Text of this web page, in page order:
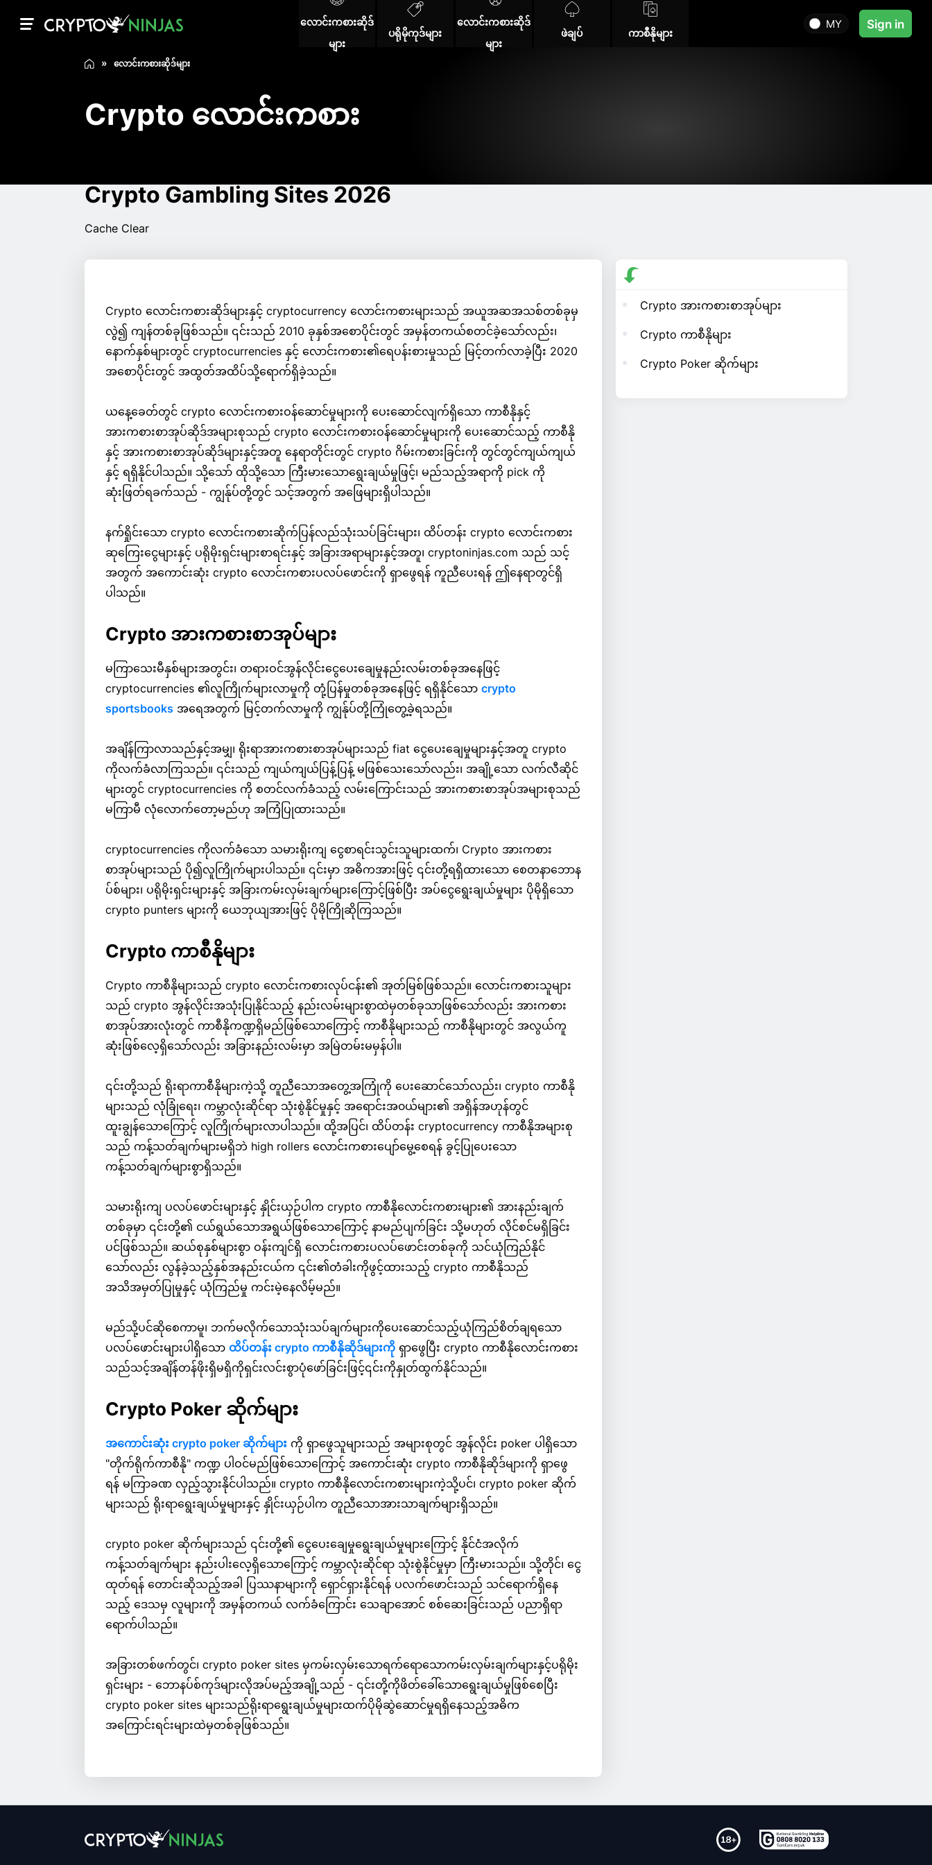
လောင်းကစားဆိုဒ်
များ
ပရိုမိုကုဒ်များ
လောင်းကစားဆိုဒ်
များ
ဖဲချပ် ကာစီနိုများ
MY Sign in
လောင်းကစားဆိုဒ်များ
Crypto လောင်းကစား
Crypto Gambling Sites 2026
Cache Clear
Crypto လောင်းကစားဆိုဒ်များနှင့် cryptocurrency လောင်းကစားများသည် အယူအဆအသစ်တစ်ခုမှ
လွဲ၍ ကျန်တစ်ခုဖြစ်သည်။ ၎င်းသည် 2010 ခုနှစ်အစောပိုင်းတွင် အမှန်တကယ်စတင်ခဲ့သော်လည်း၊
နောက်နှစ်များတွင် cryptocurrencies နှင့် လောင်းကစား၏ရေပန်းစားမှုသည် မြင့်တက်လာခဲ့ပြီး 2020
အစောပိုင်းတွင် အထွတ်အထိပ်သို့ရောက်ရှိခဲ့သည်။
ယနေ့ခေတ်တွင် crypto လောင်းကစားဝန်ဆောင်မှုများကို ပေးဆောင်လျက်ရှိသော ကာစီနိုနှင့်
အားကစားစာအုပ်ဆိုဒ်အများစုသည် crypto လောင်းကစားဝန်ဆောင်မှုများကို ပေးဆောင်သည့် ကာစီနို
နှင့် အားကစားစာအုပ်ဆိုဒ်များနှင့်အတူ နေရာတိုင်းတွင် crypto ဂိမ်းကစားခြင်းကို တွင်တွင်ကျယ်ကျယ်
နှင့် ရရှိနိုင်ပါသည်။ သို့သော် ထိုသို့သော ကြီးမားသောရွေးချယ်မှုဖြင့်၊ မည်သည့်အရာကို pick ကို
ဆုံးဖြတ်ရခက်သည် - ကျွန်ုပ်တို့တွင် သင့်အတွက် အဖြေများရှိပါသည်။
နက်ရှိုင်းသော crypto လောင်းကစားဆိုက်ပြန်လည်သုံးသပ်ခြင်းများ၊ ထိပ်တန်း crypto လောင်းကစား
ဆုကြေးငွေများနှင့် ပရိုမိုးရှင်းများစာရင်းနှင့် အခြားအရာများနှင့်အတူ၊ cryptoninjas.com သည် သင့်
အတွက် အကောင်းဆုံး crypto လောင်းကစားပလပ်ဖောင်းကို ရှာဖွေရန် ကူညီပေးရန် ဤနေရာတွင်ရှိ
ပါသည်။
Crypto အားကစားစာအုပ်များ
မကြာသေးမီနှစ်များအတွင်း၊ တရားဝင်အွန်လိုင်းငွေပေးချေမှုနည်းလမ်းတစ်ခုအနေဖြင့်
cryptocurrencies ၏လူကြိုက်များလာမှုကို တုံ့ပြန်မှုတစ်ခုအနေဖြင့် ရရှိနိုင်သော crypto
sportsbooks အရေအတွက် မြင့်တက်လာမှုကို ကျွန်ုပ်တို့ကြုံတွေ့ခဲ့ရသည်။
အချိန်ကြာလာသည်နှင့်အမျှ၊ ရိုးရာအားကစားစာအုပ်များသည် fiat ငွေပေးချေမှုများနှင့်အတူ crypto
ကိုလက်ခံလာကြသည်။ ၎င်းသည် ကျယ်ကျယ်ပြန့်ပြန့် မဖြစ်သေးသော်လည်း၊ အချို့သော လက်လီဆိုင်
များတွင် cryptocurrencies ကို စတင်လက်ခံသည့် လမ်းကြောင်းသည် အားကစားစာအုပ်အများစုသည်
မကြာမီ လုံလောက်တော့မည်ဟု အကြံပြုထားသည်။
cryptocurrencies ကိုလက်ခံသော သမားရိုးကျ ငွေစာရင်းသွင်းသူများထက်၊ Crypto အားကစား
စာအုပ်များသည် ပို၍လူကြိုက်များပါသည်။ ၎င်းမှာ အဓိကအားဖြင့် ၎င်းတို့ရရှိထားသော စေတနာဘောန
ပ်စ်များ၊ ပရိုမိုးရှင်းများနှင့် အခြားကမ်းလှမ်းချက်များကြောင့်ဖြစ်ပြီး အပ်ငွေရွေးချယ်မှုများ ပိုမိုရှိသော
crypto punters များကို ယေဘုယျအားဖြင့် ပိုမိုကြိုဆိုကြသည်။
Crypto ကာစီနိုများ
Crypto ကာစီနိုများသည် crypto လောင်းကစားလုပ်ငန်း၏ အုတ်မြစ်ဖြစ်သည်။ လောင်းကစားသူများ
သည် crypto အွန်လိုင်းအသုံးပြုနိုင်သည့် နည်းလမ်းများစွာထဲမှတစ်ခုသာဖြစ်သော်လည်း အားကစား
စာအုပ်အားလုံးတွင် ကာစီနိုကဏ္ဍရှိမည်ဖြစ်သောကြောင့် ကာစီနိုများသည် ကာစီနိုများတွင် အလွယ်ကူ
ဆုံးဖြစ်လေ့ရှိသော်လည်း အခြားနည်းလမ်းမှာ အမြဲတမ်းမမှန်ပါ။
၎င်းတို့သည် ရိုးရာကာစီနိုများကဲ့သို့ တူညီသောအတွေ့အကြုံကို ပေးဆောင်သော်လည်း၊ crypto ကာစီနို
များသည် လုံခြုံရေး၊ ကမ္ဘာလုံးဆိုင်ရာ သုံးစွဲနိုင်မှုနှင့် အရောင်းအ၀ယ်များ၏ အရှိန်အဟုန်တွင်
ထူးချွန်သောကြောင့် လူကြိုက်များလာပါသည်။ ထို့အပြင်၊ ထိပ်တန်း cryptocurrency ကာစီနိုအများစု
သည် ကန့်သတ်ချက်များမရှိဘဲ high rollers လောင်းကစားပျော်မွေ့စေရန် ခွင့်ပြုပေးသော
ကန့်သတ်ချက်များစွာရှိသည်။
သမားရိုးကျ ပလပ်ဖောင်းများနှင့် နှိုင်းယှဉ်ပါက crypto ကာစီနိုလောင်းကစားများ၏ အားနည်းချက်
တစ်ခုမှာ ၎င်းတို့၏ ငယ်ရွယ်သောအရွယ်ဖြစ်သောကြောင့် နာမည်ပျက်ခြင်း သို့မဟုတ် လိုင်စင်မရှိခြင်း
ပင်ဖြစ်သည်။ ဆယ်စုနှစ်များစွာ ဝန်းကျင်ရှိ လောင်းကစားပလပ်ဖောင်းတစ်ခုကို သင်ယုံကြည်နိုင်
သော်လည်း လွန်ခဲ့သည့်နှစ်အနည်းငယ်က ၎င်း၏တံခါးကိုဖွင့်ထားသည့် crypto ကာစီနိုသည်
အသိအမှတ်ပြုမှုနှင့် ယုံကြည်မှု ကင်းမဲ့နေလိမ့်မည်။
မည်သို့ပင်ဆိုစေကာမူ၊ ဘက်မလိုက်သောသုံးသပ်ချက်များကိုပေးဆောင်သည့်ယုံကြည်စိတ်ချရသော
ပလပ်ဖောင်းများပါရှိသော ထိပ်တန်း crypto ကာစီနိုဆိုဒ်များကို ရှာဖွေပြီး crypto ကာစီနိုလောင်းကစား
သည်သင့်အချိန်တန်ဖိုးရှိမရှိကိုရှင်းလင်းစွာပုံဖော်ခြင်းဖြင့်၎င်းကိုနှုတ်ထွက်နိုင်သည်။
Crypto Poker ဆိုက်များ
အကောင်းဆုံး crypto poker ဆိုက်များ ကို ရှာဖွေသူများသည် အများစုတွင် အွန်လိုင်း poker ပါရှိသော
"တိုက်ရိုက်ကာစီနို" ကဏ္ဍ ပါဝင်မည်ဖြစ်သောကြောင့် အကောင်းဆုံး crypto ကာစီနိုဆိုဒ်များကို ရှာဖွေ
ရန် မကြာခဏ လှည့်သွားနိုင်ပါသည်။ crypto ကာစီနိုလောင်းကစားများကဲ့သို့ပင်၊ crypto poker ဆိုက်
များသည် ရိုးရာရွေးချယ်မှုများနှင့် နှိုင်းယှဉ်ပါက တူညီသောအားသာချက်များရှိသည်။
crypto poker ဆိုက်များသည် ၎င်းတို့၏ ငွေပေးချေမှုရွေးချယ်မှုများကြောင့် နိုင်ငံအလိုက်
ကန့်သတ်ချက်များ နည်းပါးလေ့ရှိသောကြောင့် ကမ္ဘာလုံးဆိုင်ရာ သုံးစွဲနိုင်မှုမှာ ကြီးမားသည်။ သို့တိုင်၊ ငွေ
ထုတ်ရန် တောင်းဆိုသည့်အခါ ပြဿနာများကို ရှောင်ရှားနိုင်ရန် ပလက်ဖောင်းသည် သင်ရောက်ရှိနေ
သည့် ဒေသမှ လူများကို အမှန်တကယ် လက်ခံကြောင်း သေချာအောင် စစ်ဆေးခြင်းသည် ပညာရှိရာ
ရောက်ပါသည်။
အခြားတစ်ဖက်တွင်၊ crypto poker sites မှကမ်းလှမ်းသောရက်ရောသောကမ်းလှမ်းချက်များနှင့်ပရိုမိုး
ရှင်းများ - ဘောနပ်စ်ကုဒ်များလိုအပ်မည့်အချို့သည် - ၎င်းတို့ကိုဖိတ်ခေါ်သောရွေးချယ်မှုဖြစ်စေပြီး
crypto poker sites များသည်ရိုးရာရွေးချယ်မှုများထက်ပိုမိုဆွဲဆောင်မှုရရှိနေသည့်အဓိက
အကြောင်းရင်းများထဲမှတစ်ခုဖြစ်သည်။
Crypto အားကစားစာအုပ်များ
Crypto ကာစီနိုများ
Crypto Poker ဆိုက်များ